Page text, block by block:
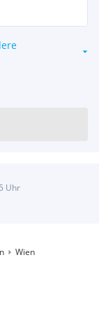
Uhr
Wien